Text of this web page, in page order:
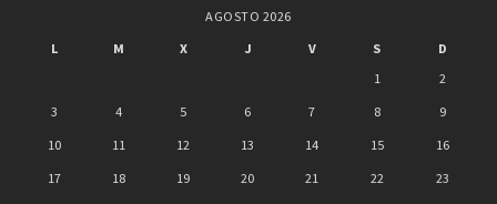
AGOSTO 2026
L
M X J V S
D
1
2
3
4 5 6 7 8
9
10
11 12 13 14 15
16
17
18 19 20 21 22
23